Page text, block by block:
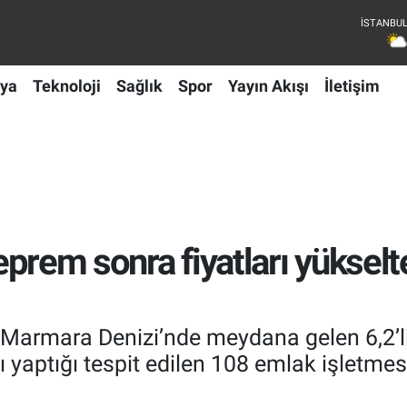
Teknoloji Sağlık Spor Yayın Akışı İletişim
sonra fiyatları
Denizi’nde meydana gelen
yaptığı tespit edilen 108 emlak